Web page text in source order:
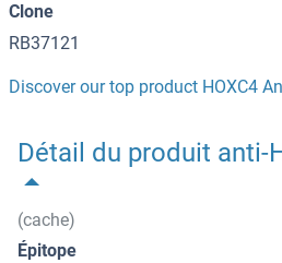
Clone
RB37121
Discover our top product HOXC4
Détail du produit anti-
(cache)
Épitope